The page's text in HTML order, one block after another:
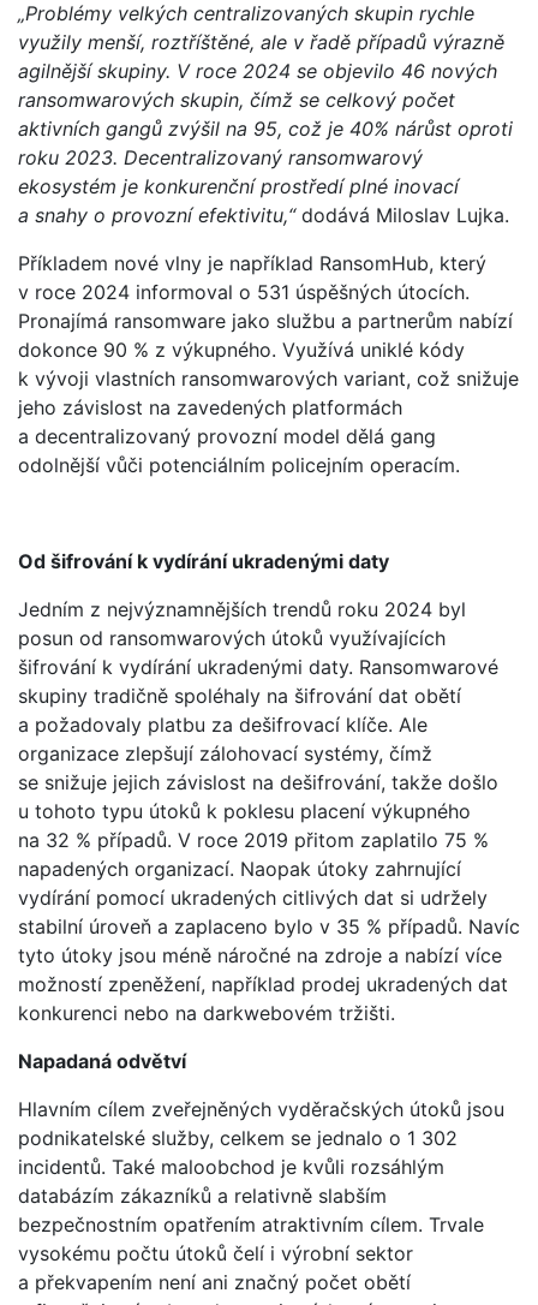
„Problémy velkých centralizovaných skupin rychle
využily menší, roztříštěné, ale v řadě případů výrazně
agilnější skupiny. V roce 2024 se objevilo 46 nových
ransomwarových skupin, čímž se celkový počet
aktivních gangů zvýšil na 95, což je 40% nárůst oproti
roku 2023. Decentralizovaný ransomwarový
ekosystém je konkurenční prostředí plné inovací
a snahy o provozní efektivitu,“ dodává Miloslav Lujka.
Příkladem nové vlny je například RansomHub, který
v roce 2024 informoval o 531 úspěšných útocích.
Pronajímá ransomware jako službu a partnerům nabízí
dokonce 90 % z výkupného. Využívá uniklé kódy
k vývoji vlastních ransomwarových variant, což snižuje
jeho závislost na zavedených platformách
a decentralizovaný provozní model dělá gang
odolnější vůči potenciálním policejním operacím.
Od šifrování k vydírání ukradenými daty
Jedním z nejvýznamnějších trendů roku 2024 byl
posun od ransomwarových útoků využívajících
šifrování k vydírání ukradenými daty. Ransomwarové
skupiny tradičně spoléhaly na šifrování dat obětí
a požadovaly platbu za dešifrovací klíče. Ale
organizace zlepšují zálohovací systémy, čímž
se snižuje jejich závislost na dešifrování, takže došlo
u tohoto typu útoků k poklesu placení výkupného
na 32 % případů. V roce 2019 přitom zaplatilo 75 %
napadených organizací. Naopak útoky zahrnující
vydírání pomocí ukradených citlivých dat si udržely
stabilní úroveň a zaplaceno bylo v 35 % případů. Navíc
tyto útoky jsou méně náročné na zdroje a nabízí více
možností zpeněžení, například prodej ukradených dat
konkurenci nebo na darkwebovém tržišti.
Napadaná odvětví
Hlavním cílem zveřejněných vyděračských útoků jsou
podnikatelské služby, celkem se jednalo o 1 302
incidentů. Také maloobchod je kvůli rozsáhlým
databázím zákazníků a relativně slabším
bezpečnostním opatřením atraktivním cílem. Trvale
vysokému počtu útoků čelí i výrobní sektor
a překvapením není ani značný počet obětí